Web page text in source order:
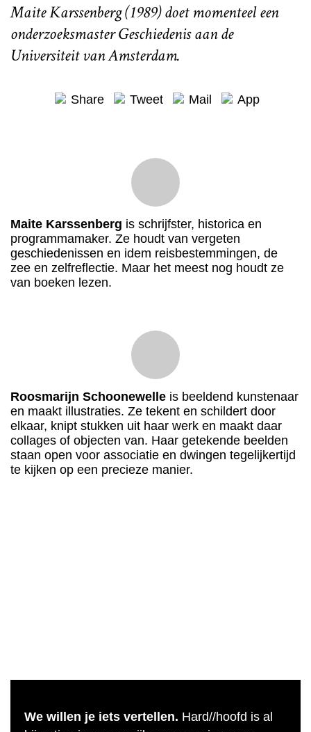
Maite Karssenberg (1989) doet momenteel een
onderzoeksmaster Geschiedenis aan de
Universiteit van Amsterdam.
Share Tweet Mail App
Maite Karssenberg is schrijfster, historica en
programmamaker. Ze houdt van vergeten
geschiedenissen en idem reisbestemmingen, de
zee en zelfreflectie. Maar het meest nog houdt ze
van boeken lezen.
Roosmarijn Schoonewelle is beeldend kunstenaar
en maakt illustraties. Ze tekent en schildert door
elkaar, knipt stukken uit haar werk en maakt daar
collages of objecten van. Haar getekende beelden
staan open voor associatie en dwingen tegelijkertijd
te kijken op een precieze manier.
We willen je iets vertellen. Hard//hoofd is al